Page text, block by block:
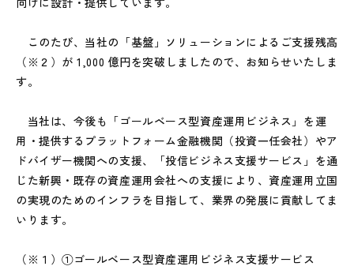
このたび、当社の「基盤」ソリューションによるご支援残高
（※２） が 1,000 億円を突破しましたので、お知らせいたしま
す。
当社は、今後も「ゴールベース型資産運用ビジネス」を運
用・提供するプラットフォーム金融機関（投資一任会社）やア
ドバイザー機関への支援、「投信ビジネス支援サービス」を通
じた新興・既存の資産運用会社への支援により、資産運用立国
の実現のためのインフラを目指して、業界の発展に貢献してま
いります。
（※１）①ゴールベース型資産運用ビジネス支援サービス